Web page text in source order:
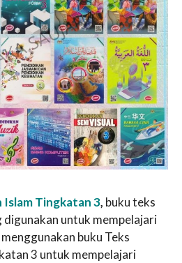
Islam Tingkatan 3, buku teks
digunakan untuk mempelajari
buku Teks
3 untuk mempelajari